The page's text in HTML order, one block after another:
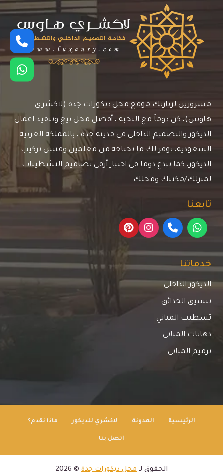
مسرورين لزيارتك موقع محل ديكورات جدة (لاكشري
هاوس)، كن دوماَ مع النخبة ، أفضل محل بيع وتنفيذ اعمال
الديكور والتصميم الداخلي في مدينة جده ، بالمملكة العربية
السعودية، نوفر لك ما تحتاجة من معلمين وفنيين تركيب
الديكور، كما نبدع دوما في اختيار أرقى تصاميم التشطيبات
لمنزلك/مكتبك ومحلك.
تابعنا
خدماتنا
الديكور الداخلي
تنسيق الحدائق
تشطيب المباني
دهانات المباني
ترميم المباني
الرئيسية المدونة لاكشري للديكور ماذا نقدم؟
اتصل بنا
الحقوق لـ محل ديكورات جدة © 2026